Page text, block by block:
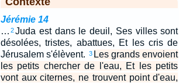
Jérémie 14
… 2Juda est dans le deuil, Ses villes sont
désolées, tristes, abattues, Et les cris de
Jérusalem s'élèvent. 3 Les grands envoient
les petits chercher de l'eau, Et les petits
vont aux citernes, ne trouvent point d'eau,